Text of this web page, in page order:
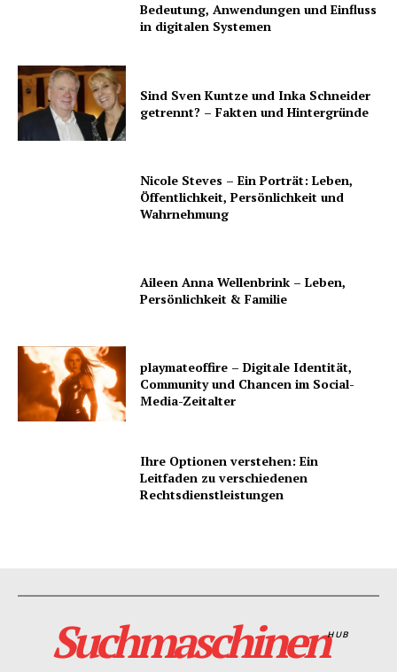
Bedeutung, Anwendungen und Einfluss
in digitalen Systemen
Sind Sven Kuntze und Inka Schneider
getrennt? – Fakten und Hintergründe
Nicole Steves – Ein Porträt: Leben,
Öffentlichkeit, Persönlichkeit und
Wahrnehmung
Aileen Anna Wellenbrink – Leben,
Persönlichkeit & Familie
playmateoffire – Digitale Identität,
Community und Chancen im Social-
Media-Zeitalter
Ihre Optionen verstehen: Ein
Leitfaden zu verschiedenen
Rechtsdienstleistungen
SuchmaschinenHUB